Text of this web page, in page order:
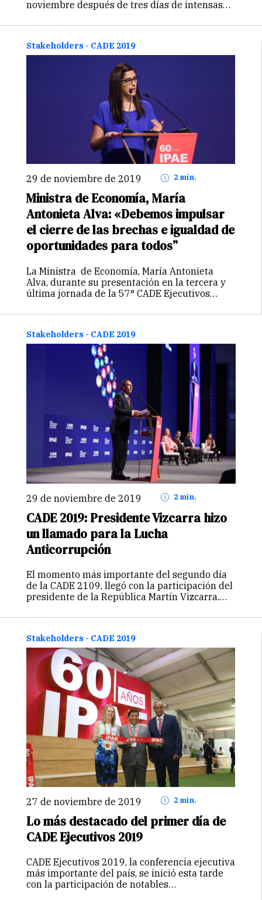
noviembre después de tres días de intensas
ponentes. A la clausura, Elena Conterno,
Continuar
Stakeholders - CADE 2019
29 de noviembre de 2019 2 min.
Ministra de Economía, María
Antonieta Alva: «Debemos impulsar
el cierre de las brechas e igualdad de
oportunidades para todos”
La Ministra de Economía, María Antonieta
Alva, durante su presentación en la tercera y
última jornada de la 57° CADE Ejecutivos
la urgencia de hacer un llamado para cerrar
Stakeholders - CADE 2019
29 de noviembre de 2019 2 min.
CADE 2019: Presidente Vizcarra hizo
un llamado para la Lucha
Anticorrupción
El momento más importante del segundo día
de la CADE 2109, llegó con la participación del
presidente de la República Martín Vizcarra.
noviembre, la presencia del mandamás
precedentes,…Continuar
Stakeholders - CADE 2019
27 de noviembre de 2019 2 min.
Lo más destacado del primer día de
CADE Ejecutivos 2019
CADE Ejecutivos 2019, la conferencia ejecutiva
más importante del país, se inició esta tarde
con la participación de notables